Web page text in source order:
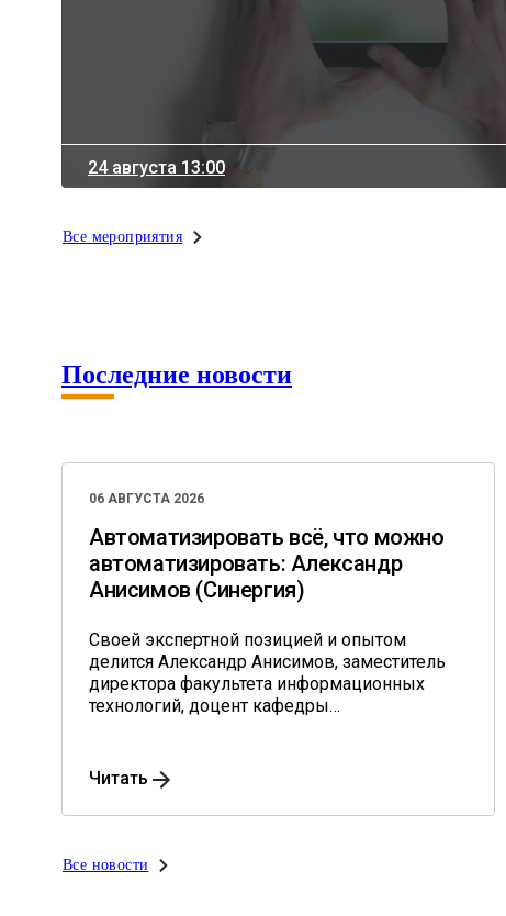
24 августа 13:00
Все мероприятия
Последние новости
06 АВГУСТА 2026
Автоматизировать всё, что можно
автоматизировать: Александр
Анисимов (Синергия)
Своей экспертной позицией и опытом
делится Александр Анисимов, заместитель
директора факультета информационных
технологий, доцент кафедры
«Синергия», кандидат экономических наук.
Читать
Все новости